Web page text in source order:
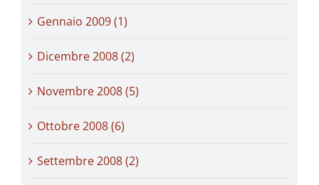
Gennaio 2009 (1)
Dicembre 2008 (2)
Novembre 2008 (5)
Ottobre 2008 (6)
Settembre 2008 (2)